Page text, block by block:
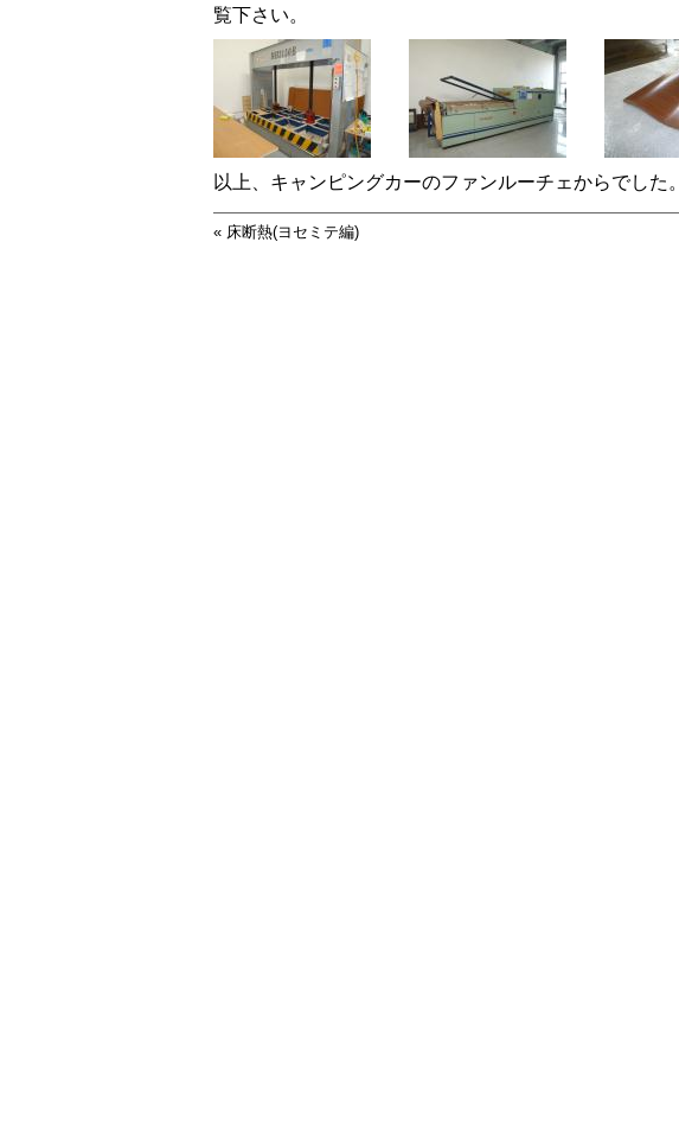
覧下さい。
以上、キャンピングカーのファンルーチェからでした。
« 床断熱(ヨセミテ編)